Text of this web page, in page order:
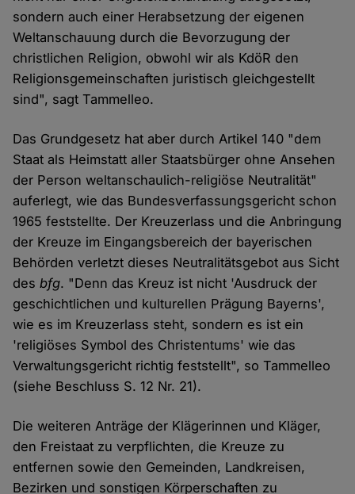
sondern auch einer Herabsetzung der eigenen
Weltanschauung durch die Bevorzugung der
christlichen Religion, obwohl wir als KdöR den
Religionsgemeinschaften juristisch gleichgestellt
sind", sagt Tammelleo.
Das Grundgesetz hat aber durch Artikel 140 "dem
Staat als Heimstatt aller Staatsbürger ohne Ansehen
der Person weltanschaulich-religiöse Neutralität"
auferlegt, wie das Bundesverfassungsgericht schon
1965 feststellte. Der Kreuzerlass und die Anbringung
der Kreuze im Eingangsbereich der bayerischen
Behörden verletzt dieses Neutralitätsgebot aus Sicht
desbfg. "Denn das Kreuz ist nicht 'Ausdruck der
geschichtlichen und kulturellen Prägung Bayerns',
wie es im Kreuzerlass steht, sondern es ist ein
'religiöses Symbol des Christentums' wie das
Verwaltungsgericht richtig feststellt", so Tammelleo
(siehe Beschluss S. 12 Nr. 21).
Die weiteren Anträge der Klägerinnen und Kläger,
den Freistaat zu verpflichten, die Kreuze zu
entfernen sowie den Gemeinden, Landkreisen,
Bezirken und sonstigen Körperschaften zu